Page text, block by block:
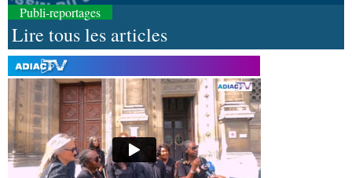
Publi-reportages
Lire tous les articles
06-08-2026 16:37
SociétéDiaspora : rencontre des Congolais de
l'étranger à Brazzaville
06-08-2026 15:29
ÉconomieAgriculture : Denis Sassou N'Guesso
lance la deuxième édition de la Grande foire
agricole du Congo